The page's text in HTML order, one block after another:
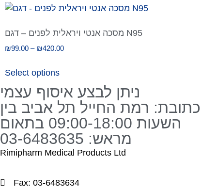
מסכה אנטי ויראלית לפנים – דגם N95
₪99.00 – ₪420.00
Select options
ניתן לבצע איסוף עצמי
כתובת: רמת החייל תל אביב בין
השעות 09:00-18:00 בתאום
מראש: 03-6483635
Rimipharm Medical Products Ltd
Fax: 03-6483634